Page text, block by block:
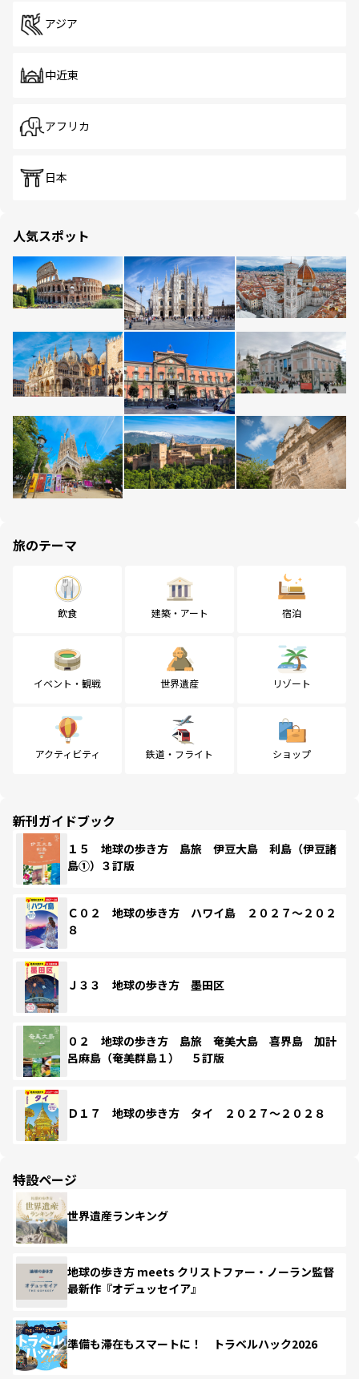
アジア
中近東
アフリカ
日本
人気スポット
旅のテーマ
飲食 建築・アート 宿泊
イベント・観戦 世界遺産 リゾート
アクティビティ 鉄道・フライト ショップ
新刊ガイドブック
１５ 地球の歩き方 島旅 伊豆大島 利島（伊豆諸
島①）３訂版
Ｃ０２ 地球の歩き方 ハワイ島 ２０２７～２０２
８
Ｊ３３ 地球の歩き方 墨田区
０２ 地球の歩き方 島旅 奄美大島 喜界島 加計
呂麻島（奄美群島１） ５訂版
Ｄ１７ 地球の歩き方 タイ ２０２７～２０２８
特設ページ
世界遺産ランキング
地球の歩き方 meets クリストファー・ノーラン監督
最新作『オデュッセイア』
準備も滞在もスマートに！ トラベルハック2026